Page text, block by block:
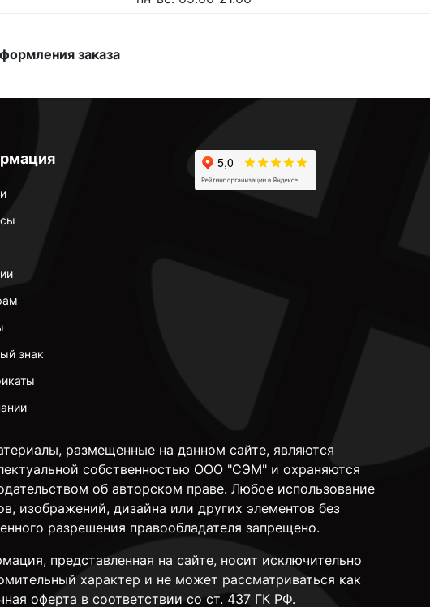
заказа
знак
размещенные на данном сайте, являются
собственностью ООО "СЭМ" и охраняются
об авторском праве. Любое использование
изображений, дизайна или других элементов без
разрешения правообладателя запрещено.
представленная на сайте, носит исключительно
характер и не может рассматриваться как
оферта в соответствии со ст. 437 ГК РФ.